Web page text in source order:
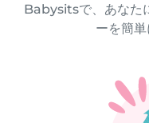
Babysitsで、あなた
ーを簡単